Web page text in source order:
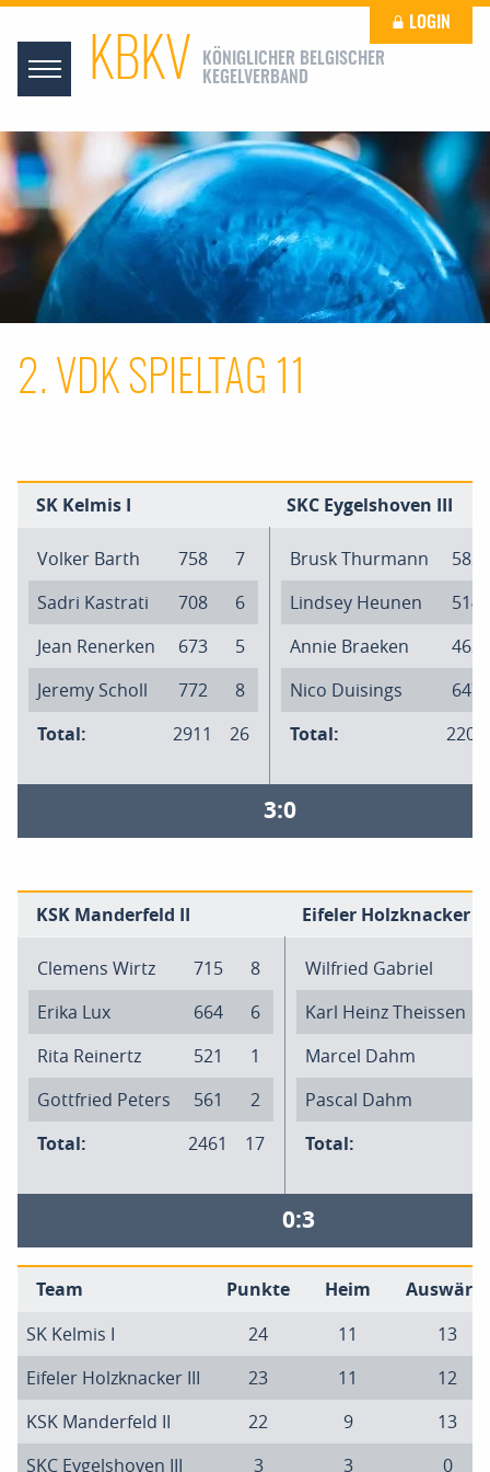
KBKV
KÖNIGLICHER BELGISCHER
KEGELVERBAND
LOGIN
2. VDK SPIELTAG 11
SK Kelmis I SKC Eygelshoven III
Volker Barth 758
7
Sadri Kastrati
708
6
Jean Renerken
673
5
Jeremy Scholl
772
8
Total:
2911 26
Brusk Thurmann
582
Lindsey Heunen
514
Annie Braeken
462
Nico Duisings
647
Total:
2205
3:0
KSK Manderfeld II Eifeler Holzknacker III
Clemens Wirtz 715
8
Erika Lux
664
6
Rita Reinertz
521
1
Gottfried Peters
561
2
Total:
2461 17
Wilfried Gabriel
Karl Heinz Theissen
Marcel Dahm
Pascal Dahm
Total:
0:3
Team Punkte Heim
Auswärts
SK Kelmis I
24 11
13
Eifeler Holzknacker III
23 11
12
KSK Manderfeld II
22 9
13
SKC Eygelshoven III
3 3 0